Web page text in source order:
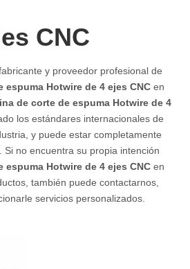
CNC
y proveedor profesional de
espuma Hotwire de 4 ejes CNCen
de corte de espuma Hotwire de 4
los estándares internacionales de
y puede estar completamente
Si no encuentra su propia intención
espuma Hotwire de 4 ejes CNCen
también puede contactarnos,
servicios personalizados.